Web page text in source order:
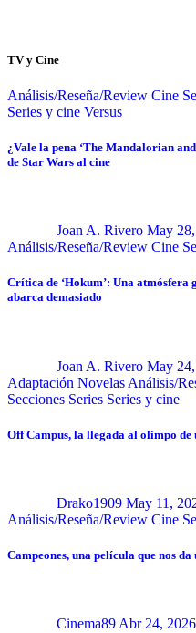
TV y Cine
Análisis/Reseña/Review Cine
Series y cine Versus
¿Vale la pena ‘The Mandalorian
de Star Wars al cine
Joan A. Rivero May
Análisis/Reseña/Review Cine
Crítica de ‘Hokum’: Una
abarca demasiado
Joan A. Rivero May
Adaptación Novelas Análisis/
Secciones Series Series y cine
Off Campus, la llegada al olimpo de
Drako1909 May 11,
Análisis/Reseña/Review Cine
Campeones, una película que nos
Cinema89 Abr 24, 2026